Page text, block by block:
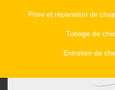
Pose et réparation de
Tubage de
Entretien de